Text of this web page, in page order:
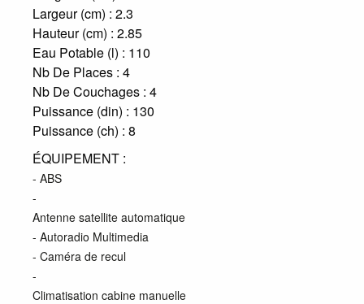
Largeur (cm) : 2.3
Hauteur (cm) : 2.85
Eau Potable (l) : 110
Nb De Places : 4
Nb De Couchages : 4
Puissance (din) : 130
Puissance (ch) : 8
ÉQUIPEMENT :
- ABS
-
Antenne satellite automatique
- Autoradio Multimedia
- Caméra de recul
-
Climatisation cabine manuelle